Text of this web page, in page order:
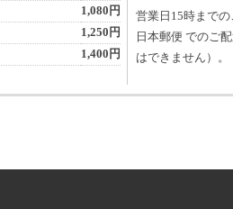
1,080円
1,250円
1,400円
営業日15時まで
日本郵便 でのご
はできません）。